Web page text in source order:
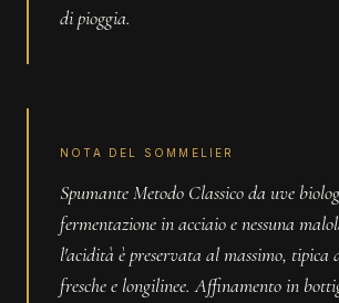
di pioggia.
NOTA DEL SOMMELIER
Spumante Metodo Classico da uve
fermentazione in acciaio e nessuna
l'acidità è preservata al massimo, tipica
fresche e longilinee. Affinamento in